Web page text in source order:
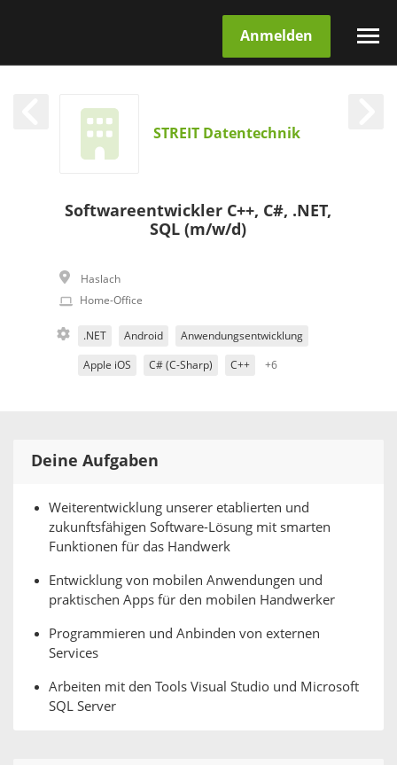
Anmelden
STREIT Datentechnik
Softwareentwickler C++, C#, .NET,
SQL (m/w/d)
Haslach
Home-Office
.NET Android Anwendungsentwicklung
Apple iOS C# (C-Sharp) C++ +6
Deine Aufgaben
Weiterentwicklung unserer etablierten und
zukunftsfähigen Software-Lösung mit smarten
Funktionen für das Handwerk
Entwicklung von mobilen Anwendungen und
praktischen Apps für den mobilen Handwerker
Programmieren und Anbinden von externen
Services
Arbeiten mit den Tools Visual Studio und Microsoft
SQL Server